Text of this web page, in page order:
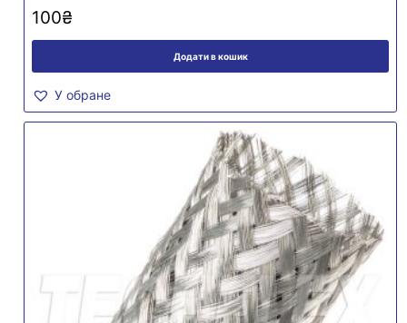
100₴
Додати в кошик
У обране